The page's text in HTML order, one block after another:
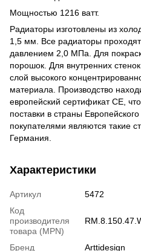
Мощностью 1216 ватт.
Радиаторы изготовлены из
1,5 мм. Все радиаторы
давлением 2,0 МПа. Для
порошок. Для внутренних
слой высокого
материала. Производство
европейский сертификат СЕ,
поставки в страны
покупателями являются такие
Германия.
Характеристики
Артикул
5472
Код
производителя
товара (MPN)
Бренд
Arttidesign